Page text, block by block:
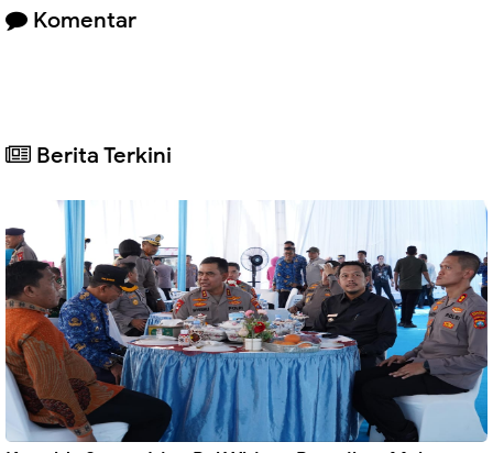
Komentar
Berita Terkini